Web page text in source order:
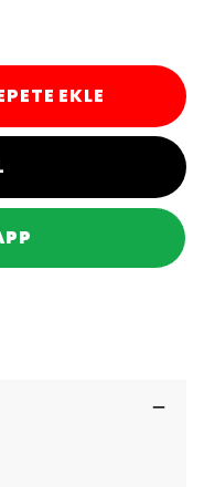
EKLE